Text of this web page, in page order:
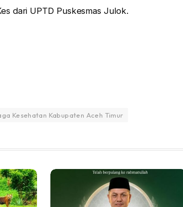
dari UPTD Puskesmas Julok.
Kesehatan Kabupaten Aceh Timur